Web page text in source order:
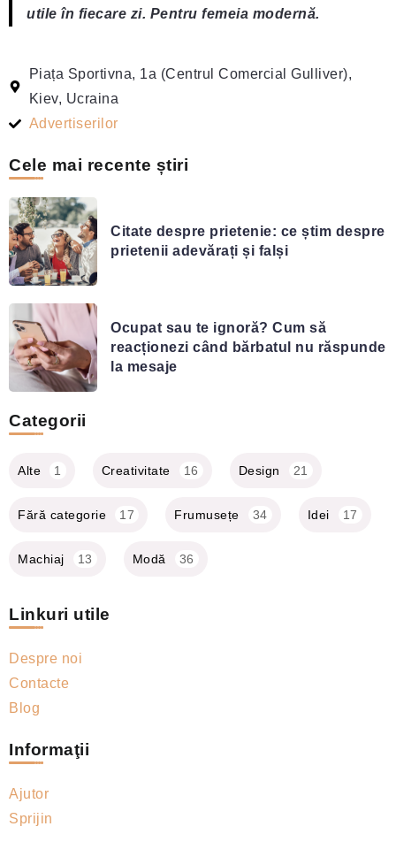
utile în fiecare zi. Pentru femeia modernă.
Piața Sportivna, 1a (Centrul Comercial Gulliver),
Kiev, Ucraina
Advertiserilor
Cele mai recente știri
Citate despre prietenie: ce știm despre
prietenii adevărați și falși
Ocupat sau te ignoră? Cum să
reacționezi când bărbatul nu răspunde
la mesaje
Categorii
Alte 1 Creativitate 16 Design 21
Fără categorie 17 Frumusețe 34 Idei 17
Machiaj 13 Modă 36
Linkuri utile
Despre noi
Contacte
Blog
Informaţii
Ajutor
Sprijin